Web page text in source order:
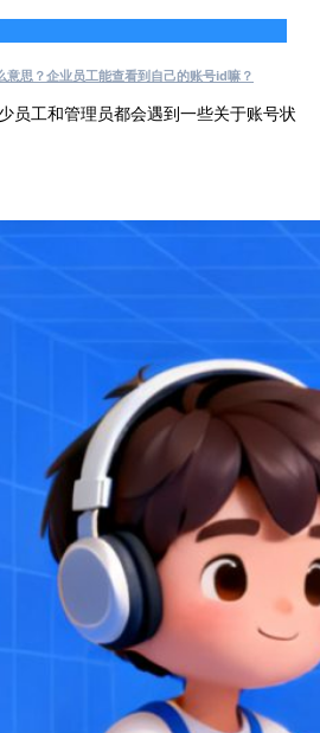
思？企业员工能查看到自己的账号id嘛？
员工和管理员都会遇到一些关于账号状